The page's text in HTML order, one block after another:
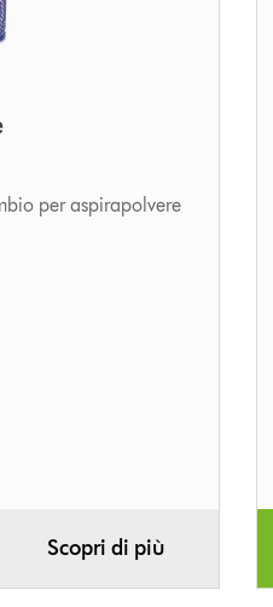
per aspirapolvere
Scopri di più